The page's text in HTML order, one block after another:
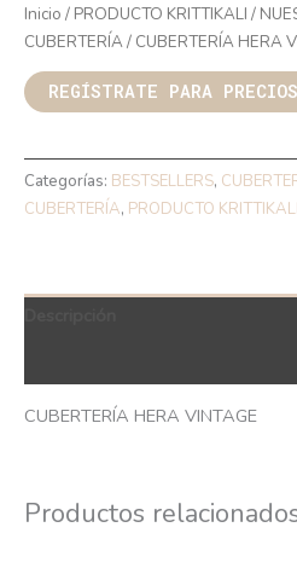
Inicio / PRODUCTO KRITTIKALI /
CUBERTERÍA/ CUBERTERÍA HERA
REGÍSTRATE PARA PRECIOS
Categorías: BESTSELLERS,
CUBERTERÍA, PRODUCTO KRITTIKALI
CUBERTERÍA HERA VINTAGE
Productos